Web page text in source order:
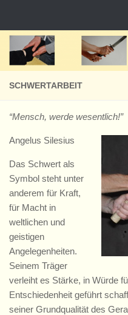
SCHWERTARBEIT
“Mensch, werde wesentlich!”
Angelus Silesius
Das Schwert als
Symbol steht unter
anderem für Kraft,
für Macht in
weltlichen und
geistigen
Angelegenheiten.
Seinem Träger
verleiht es Stärke, in Würde
Entschiedenheit geführt
seiner Grundqualität des